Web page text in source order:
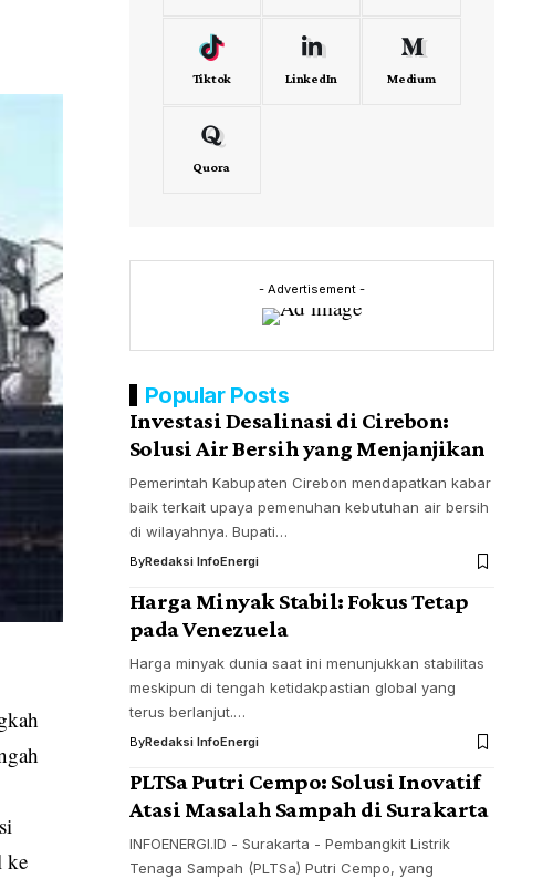
ke
Tiktok LinkedIn Medium
Quora
- Advertisement -
Popular Posts
Investasi Desalinasi di Cirebon:
Solusi Air Bersih yang Menjanjikan
Pemerintah Kabupaten Cirebon mendapatkan kabar
baik terkait upaya pemenuhan kebutuhan air bersih
di wilayahnya. Bupati…
ByRedaksi InfoEnergi
Harga Minyak Stabil: Fokus Tetap
pada Venezuela
Harga minyak dunia saat ini menunjukkan stabilitas
meskipun di tengah ketidakpastian global yang
terus berlanjut.…
ByRedaksi InfoEnergi
PLTSa Putri Cempo: Solusi Inovatif
Atasi Masalah Sampah di Surakarta
INFOENERGI.ID - Surakarta - Pembangkit Listrik
Tenaga Sampah (PLTSa) Putri Cempo, yang